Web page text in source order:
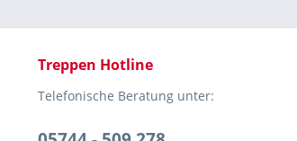
Treppen Hotline
Telefonische Beratung unter: